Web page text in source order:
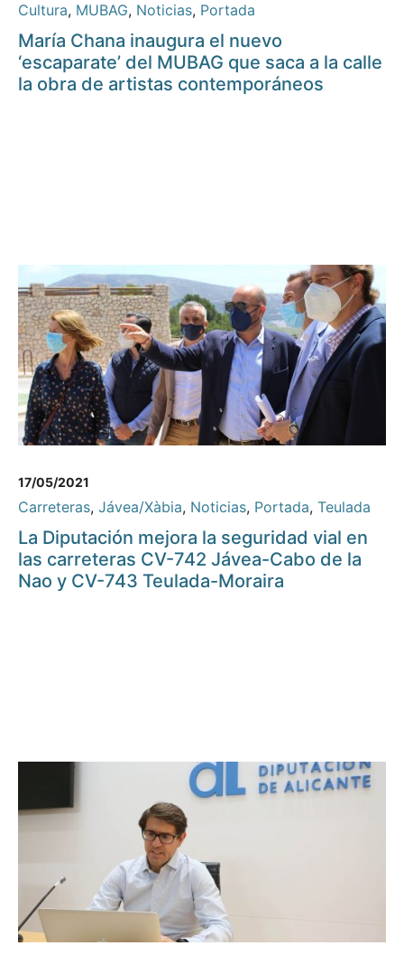
Cultura, MUBAG, Noticias, Portada
María Chana inaugura el nuevo
‘escaparate’ del MUBAG que saca a la calle
la obra de artistas contemporáneos
17/05/2021
Carreteras, Jávea/Xàbia, Noticias, Portada, Teulada
La Diputación mejora la seguridad vial en
las carreteras CV-742 Jávea-Cabo de la
Nao y CV-743 Teulada-Moraira